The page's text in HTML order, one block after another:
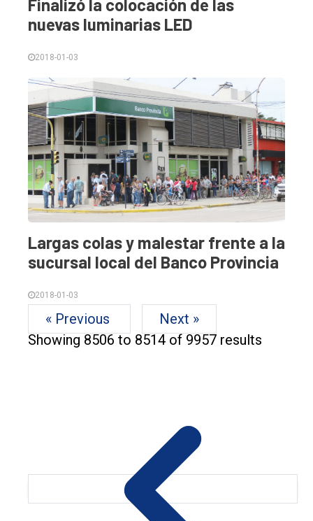
Finalizó la colocación de las
nuevas luminarias LED
2018-01-03
Largas colas y malestar frente a la
sucursal local del Banco Provincia
2018-01-03
« Previous
Next »
Showing 8506 to 8514 of 9957 results